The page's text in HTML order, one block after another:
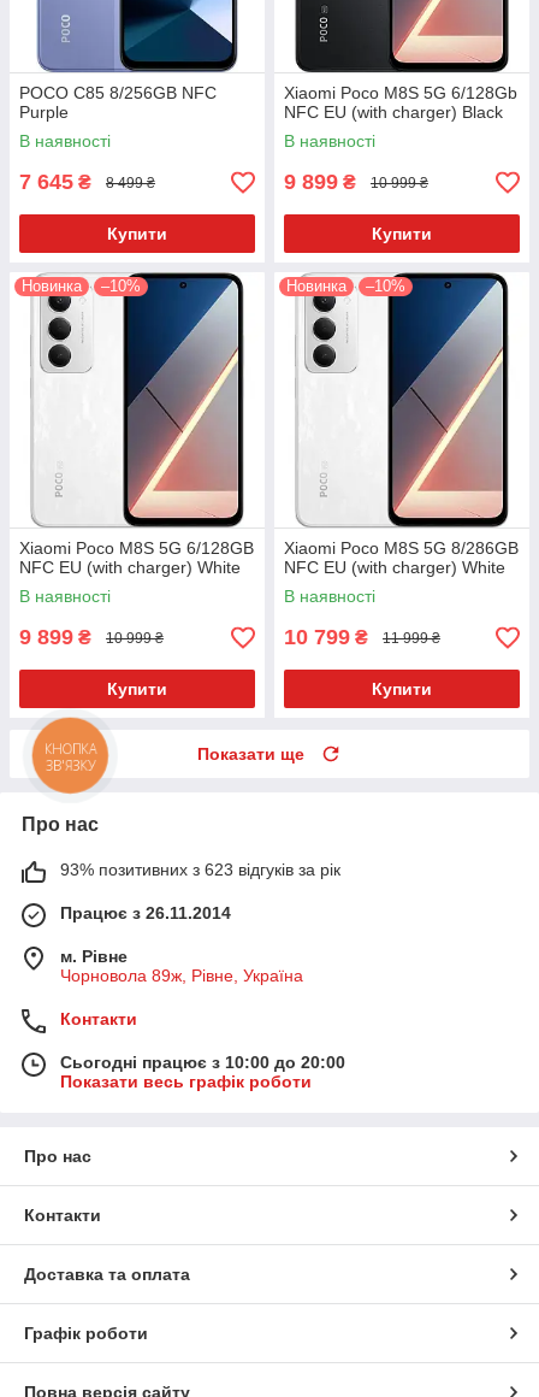
POCO C85 8/256GB NFC
Purple
В наявності
7 645 ₴ 8 499 ₴
Купити
Xiaomi Poco M8S 5G 6/128Gb
NFC EU (with charger) Black
В наявності
9 899 ₴ 10 999 ₴
Купити
Новинка –10%
Xiaomi Poco M8S 5G 6/128GB
NFC EU (with charger) White
В наявності
9 899 ₴ 10 999 ₴
Купити
Новинка –10%
Xiaomi Poco M8S 5G 8/286GB
NFC EU (with charger) White
В наявності
10 799 ₴ 11 999 ₴
Купити
Показати ще
Про нас
93% позитивних з 623 відгуків за рік
Працює з 26.11.2014
м. Рівне
Чорновола 89ж, Рівне, Україна
Контакти
Сьогодні працює з 10:00 до 20:00
Показати весь графік роботи
Про нас
Контакти
Доставка та оплата
Графік роботи
Повна версія сайту
КНОПКА
ЗВ'ЯЗКУ